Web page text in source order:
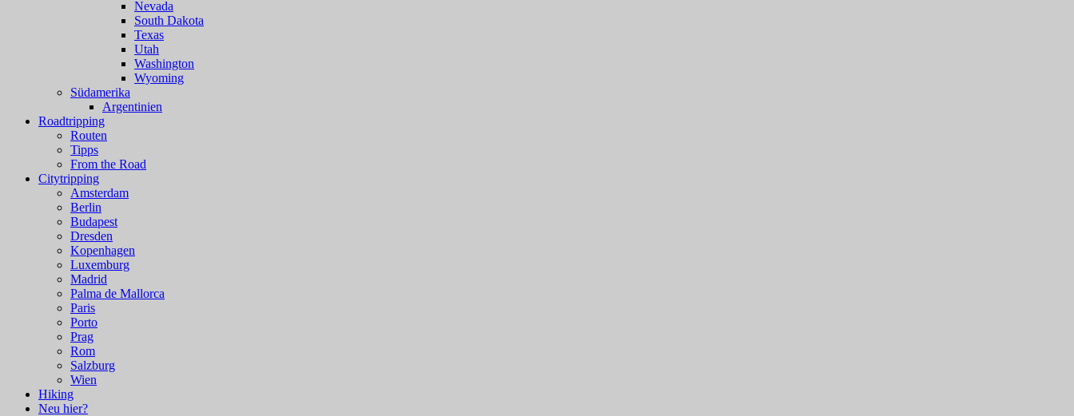
Nevada
South Dakota
Texas
Utah
Washington
Wyoming
Südamerika
Argentinien
Roadtripping
Routen
Tipps
From the Road
Citytripping
Amsterdam
Berlin
Budapest
Dresden
Kopenhagen
Luxemburg
Madrid
Palma de Mallorca
Paris
Porto
Prag
Rom
Salzburg
Wien
Hiking
Neu hier?